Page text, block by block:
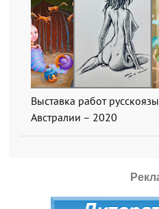
Выставка работ
Австралии – 2020